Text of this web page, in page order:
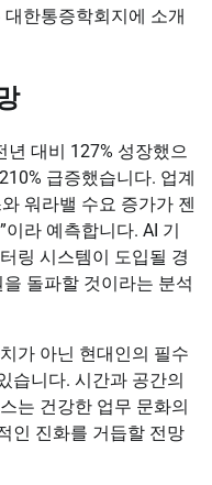
한통증학회지에 소개
대비 127% 성장했으
급증했습니다. 업계
워라밸 수요 증가가 젠
라 예측합니다. AI 기
링 시스템이 도입될 경
돌파할 것이라는 분석
가 아닌 현대인의 필수
습니다. 시간과 공간의
는 건강한 업무 문화의
인 진화를 거듭할 전망